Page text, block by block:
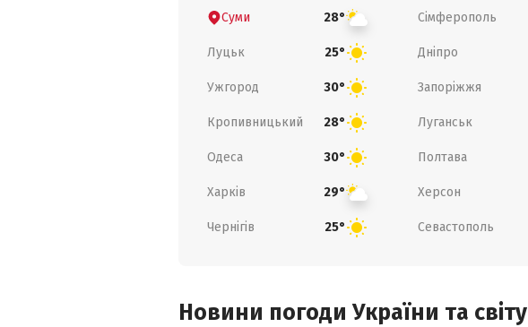
Суми 28° Сімферополь
Луцьк 25° Дніпро
Ужгород 30° Запоріжжя
Кропивницький 28° Луганськ
Одеса 30° Полтава
Харків 29° Херсон
Чернігів 25° Севастополь
Новини погоди України та світу